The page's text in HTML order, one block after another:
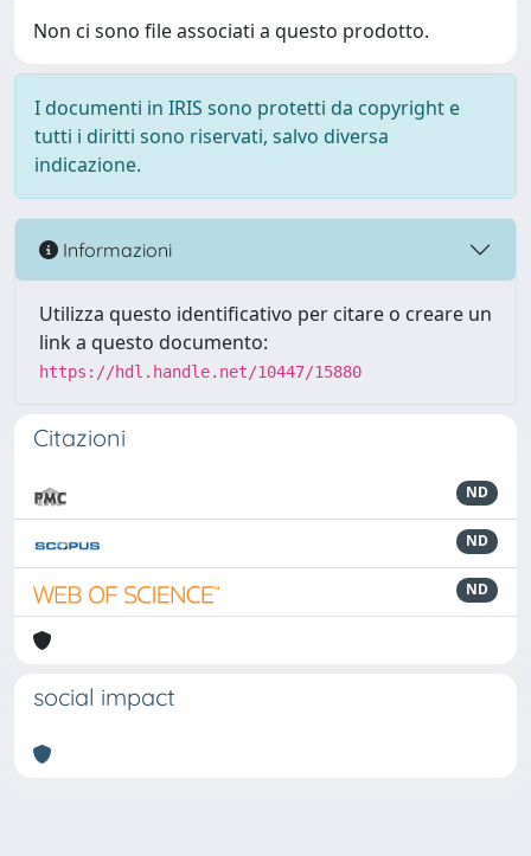
Non ci sono file associati a questo prodotto.
I documenti in IRIS sono protetti da copyright e
tutti i diritti sono riservati, salvo diversa
indicazione.
Informazioni
Utilizza questo identificativo per citare o creare un
link a questo documento:
https://hdl.handle.net/10447/15880
Citazioni
ND
ND
ND
social impact